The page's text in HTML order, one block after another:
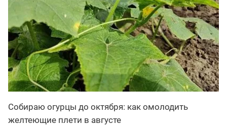
Собираю огурцы до октября: как омолодить
желтеющие плети в августе